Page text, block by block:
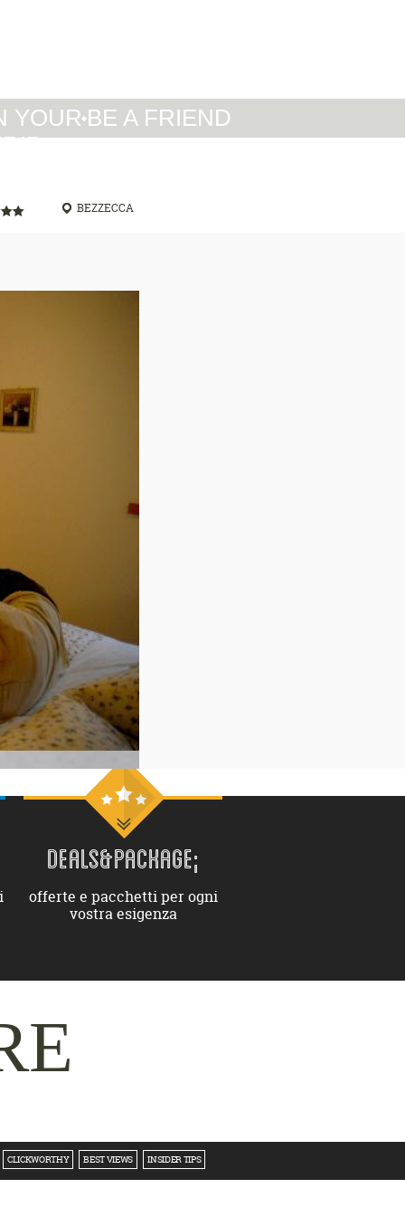
YOUR BE A FRIEND
BEZZECCA
DEALS&PACKAGE;
offerte e pacchetti per ogni
vostra esigenza
CLICKWORTHY BEST VIEWS INSIDER TIPS